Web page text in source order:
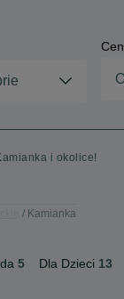
i okolice!
Kamianka
5 Dla Dzieci 13